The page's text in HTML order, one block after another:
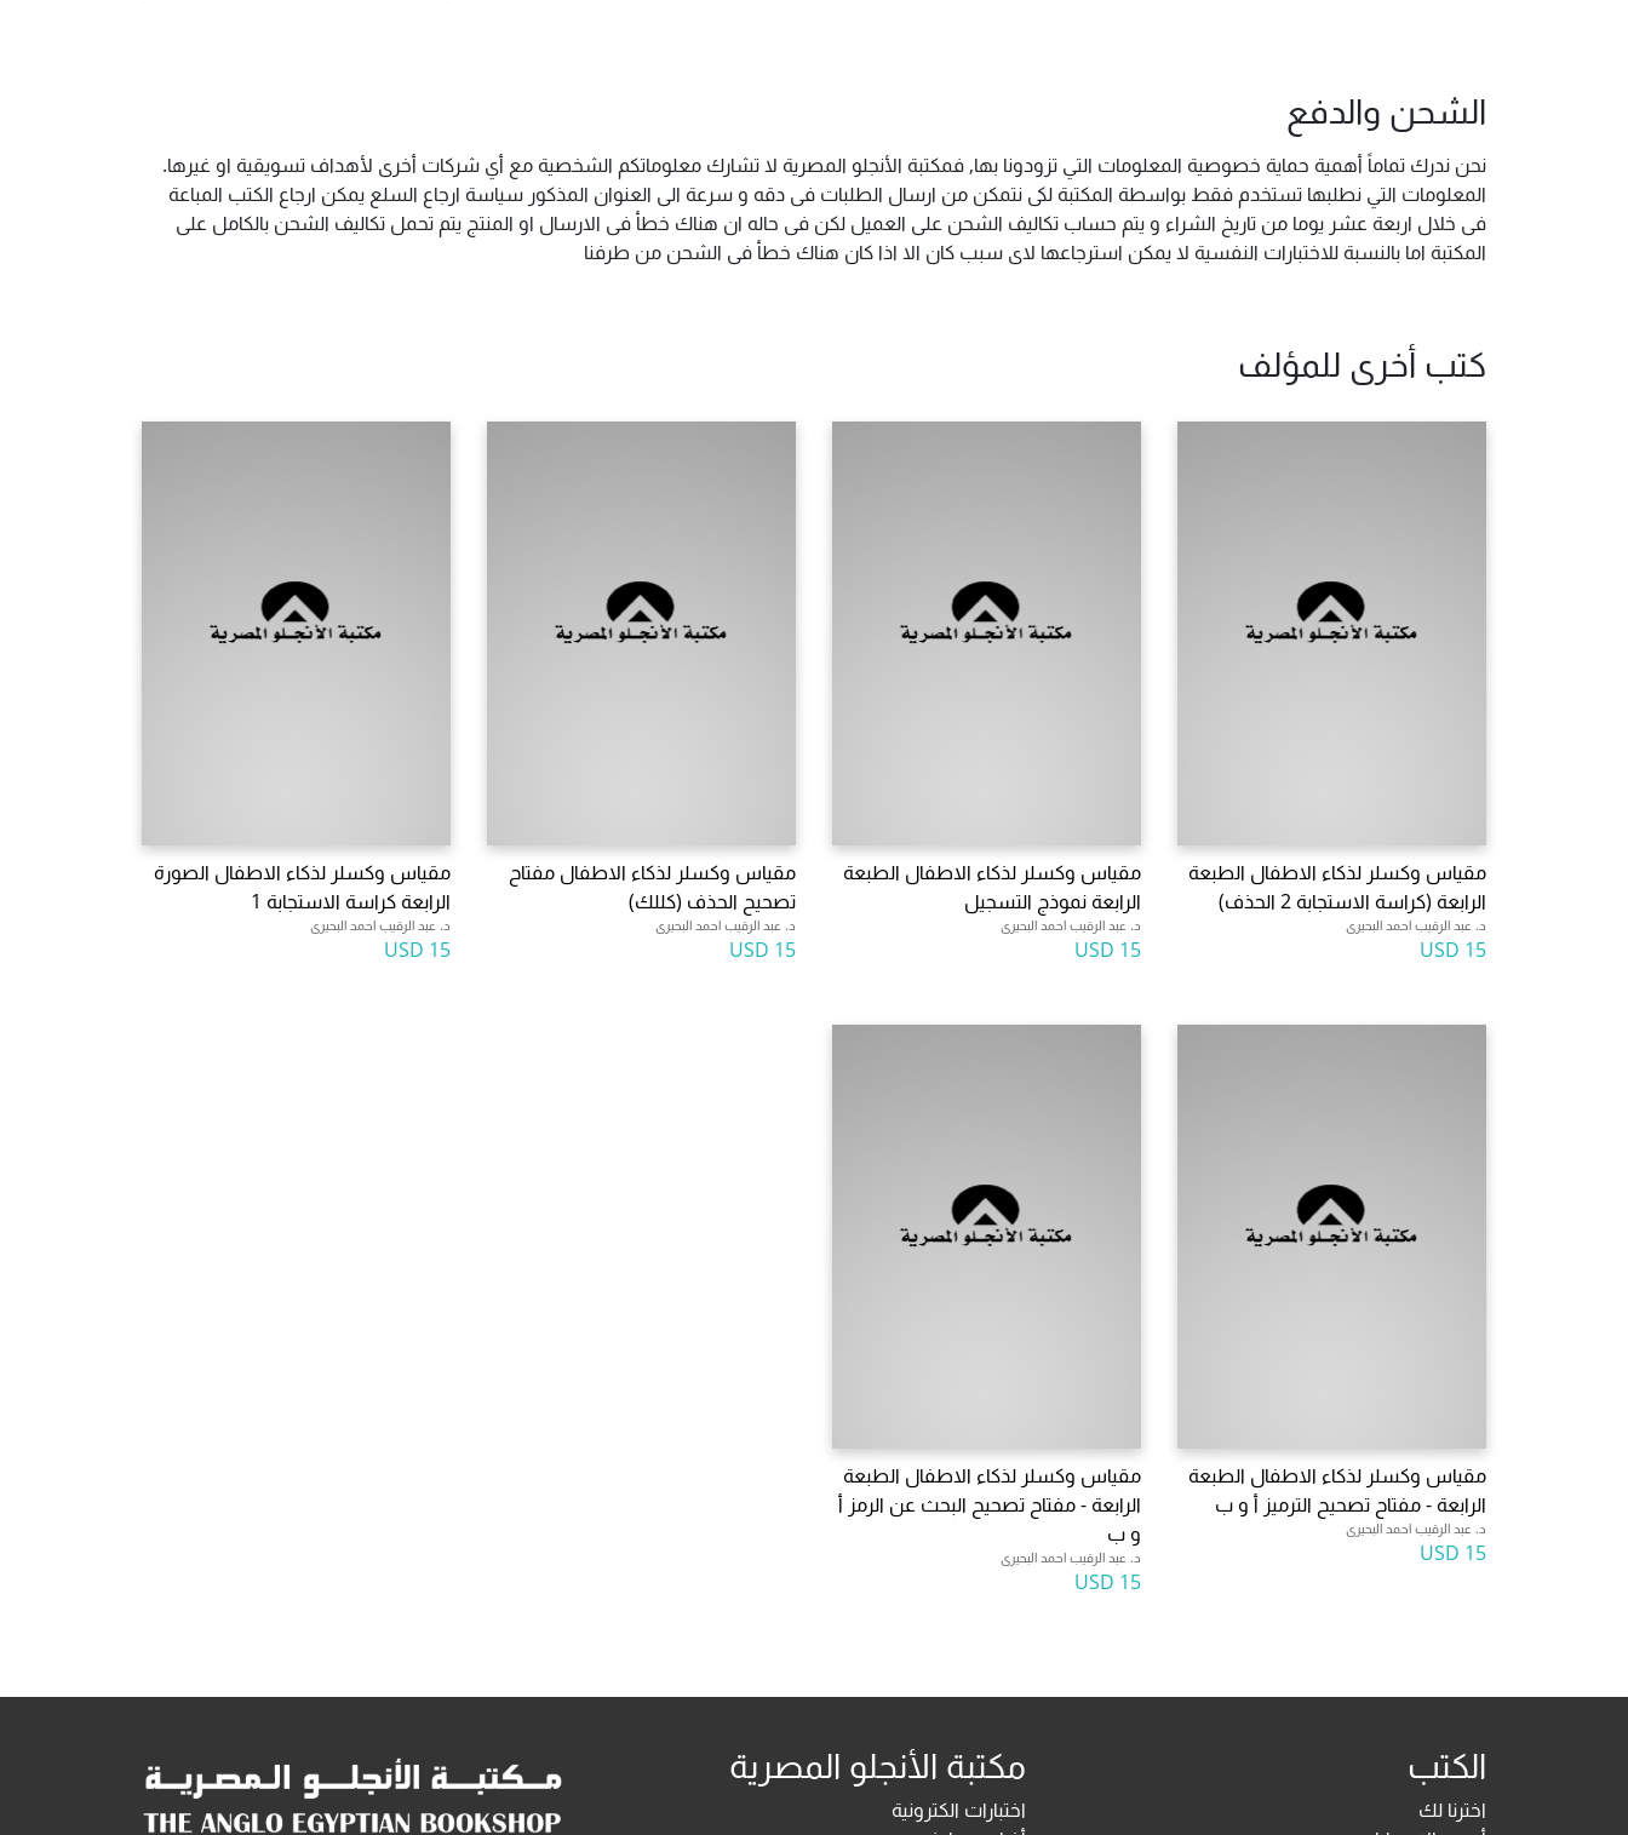
الشحن والدفع
نحن ندرك تماماً أهمية حماية خصوصية المعلومات التي تزودونا بها, فمكتبة الأنجلو المصرية لا تشارك معلوماتكم الشخصية مع أي شركات أخرى لأهداف تسويقية او غيرها.
المعلومات التي نطلبها تستخدم فقط بواسطة المكتبة لكى نتمكن من ارسال الطلبات فى دقه و سرعة الى العنوان المذكور سياسة ارجاع السلع يمكن ارجاع الكتب المباعة
فى خلال اربعة عشر يوما من تاريخ الشراء و يتم حساب تكاليف الشحن على العميل لكن فى حاله ان هناك خطأ فى الارسال او المنتج يتم تحمل تكاليف الشحن بالكامل على
المكتبة اما بالنسبة للاختبارات النفسية لا يمكن استرجاعها لاى سبب كان الا اذا كان هناك خطأ فى الشحن من طرفنا
كتب أخرى للمؤلف
مقياس وكسلر لذكاء الاطفال الطبعة
الرابعة (كراسة الاستجابة 2 الحذف)
د. عبد الرقيب احمد البحيرى
15 USD
مقياس وكسلر لذكاء الاطفال الطبعة
الرابعة نموذج التسجيل
د. عبد الرقيب احمد البحيرى
15 USD
مقياس وكسلر لذكاء الاطفال مفتاح
تصحيح الحذف (كللك)
د. عبد الرقيب احمد البحيرى
15 USD
مقياس وكسلر لذكاء الاطفال الصورة
الرابعة كراسة الاستجابة 1
د. عبد الرقيب احمد البحيرى
15 USD
مقياس وكسلر لذكاء الاطفال الطبعة
الرابعة - مفتاح تصحيح الترميز أ و ب
د. عبد الرقيب احمد البحيرى
15 USD
مقياس وكسلر لذكاء الاطفال الطبعة
الرابعة - مفتاح تصحيح البحث عن الرمز أ
و ب
د. عبد الرقيب احمد البحيرى
15 USD
الكتب
اخترنا لك
مكتبة الأنجلو المصرية
اختبارات الكترونية